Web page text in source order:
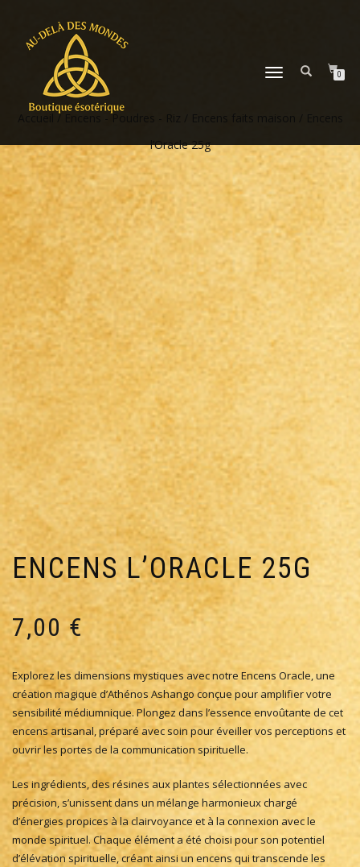
DÉPLIER
0
/ Encens - Poudres - Riz
l’Oracle 25g
ENCENS L’ORACLE 25G
7,00€
Explorez les dimensions mystiques avec notre Encens Oracle, une
création magique d’Athénos Ashango conçue pour amplifier votre
sensibilité médiumnique. Plongez dans l’essence envoûtante de cet
encens artisanal, préparé avec soin pour éveiller vos perceptions et
ouvrir les portes de la communication spirituelle.
Les ingrédients, des résines aux plantes sélectionnées avec
précision, s’unissent dans un mélange harmonieux chargé
d’énergies propices à la clairvoyance et à la connexion avec le
monde spirituel. Chaque élément a été choisi pour son potentiel
d’élévation spirituelle, créant ainsi un encens qui transcende les